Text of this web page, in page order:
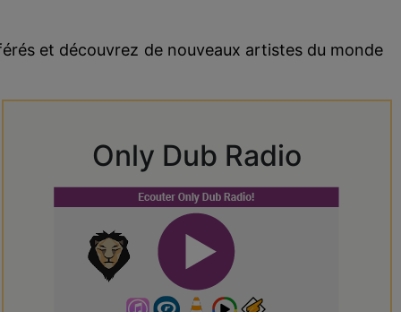
et découvrez de nouveaux artistes du monde
Only Dub Radio